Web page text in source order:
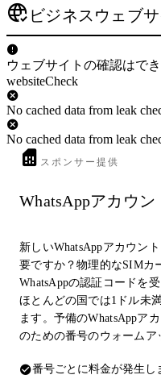
ビジネスウェブサ
ウェブサイトの確認はでき
websiteCheck
No cached data from leak
No cached data from leak
スポンサー提供
WhatsAppアカウ
新しいWhatsAppアカウン
要ですか？物理的なSIMカ
WhatsAppの認証コードを
ほとんどの国では1ドル未
ます。予備のWhatsAppア
のための番号のウォームア
番号ごとに料金が発生し